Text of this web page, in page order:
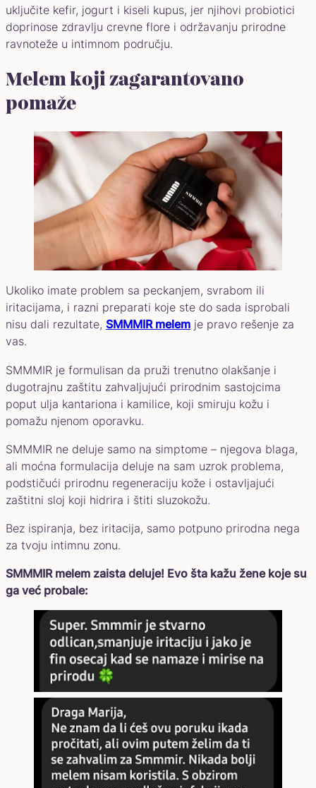
uključite kefir, jogurt i kiseli kupus, jer njihovi probiotici
doprinose zdravlju crevne flore i održavanju prirodne
ravnoteže u intimnom području.
Melem koji zagarantovano
pomaže
Ukoliko imate problem sa peckanjem, svrabom ili
iritacijama, i razni preparati koje ste do sada isprobali
nisu dali rezultate, SMMMIR melem je pravo rešenje za
vas.
SMMMIR je formulisan da pruži trenutno olakšanje i
dugotrajnu zaštitu zahvaljujući prirodnim sastojcima
poput ulja kantariona i kamilice, koji smiruju kožu i
pomažu njenom oporavku.
SMMMIR ne deluje samo na simptome – njegova blaga,
ali moćna formulacija deluje na sam uzrok problema,
podstičući prirodnu regeneraciju kože i ostavljajući
zaštitni sloj koji hidrira i štiti sluzokožu.
Bez ispiranja, bez iritacija, samo potpuno prirodna nega
za tvoju intimnu zonu.
SMMMIR melem zaista deluje! Evo šta kažu žene koje su
ga već probale: